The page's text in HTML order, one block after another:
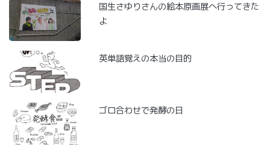
国生さゆりさんの絵本原画展へ行ってきた
よ
英単語覚えの本当の目的
ゴロ合わせで発酵の日